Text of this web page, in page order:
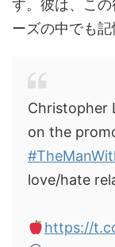
す。彼は、こ
ーズの中でも記
Christopher
on the
love/hate
https://